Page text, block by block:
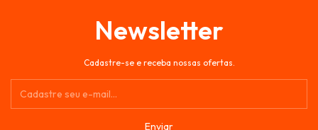
Newsletter
Cadastre-se e receba nossas ofertas.